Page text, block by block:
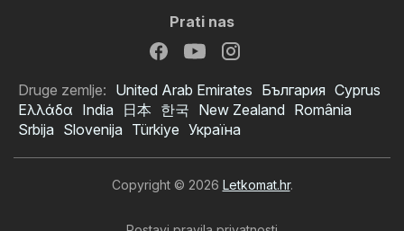
Prati nas
Druge zemlje: United Arab Emirates България Cyprus
Ελλάδα India 日本 한국 New Zealand România
Srbija Slovenija Türkiye Україна
Copyright © 2026 Letkomat.hr.